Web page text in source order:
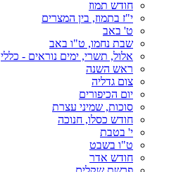
חודש תמוז
י"ז בתמוז, בין המצרים
ט' באב
שבת נחמו, ט"ו באב
אלול, תשרי, ימים נוראים - כללי
ראש השנה
צום גדליה
יום הכיפורים
סוכות, שמיני עצרת
חודש כסלו, חנוכה
י' בטבת
ט"ו בשבט
חודש אדר